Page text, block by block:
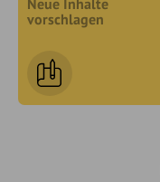
Neue Inhalte
vorschlagen